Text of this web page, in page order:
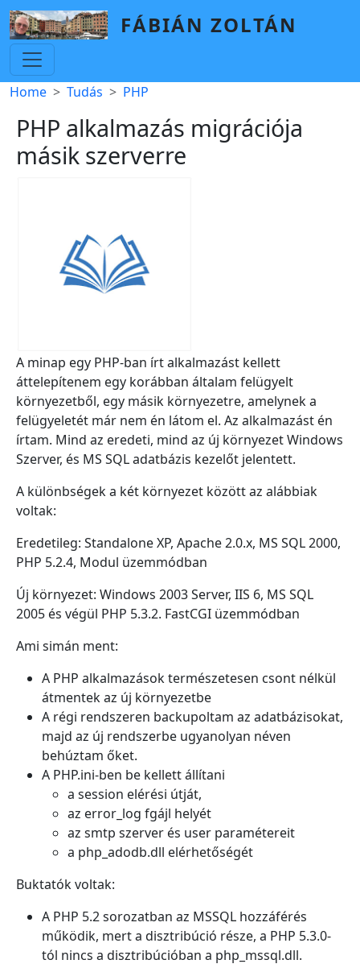
Skip to main content
FÁBIÁN ZOLTÁN
Breadcrumb
Home Tudás PHP
PHP alkalmazás migrációja
másik szerverre
A minap egy PHP-ban írt alkalmazást kellett
áttelepítenem egy korábban általam felügyelt
környezetből, egy másik környezetre, amelynek a
felügyeletét már nem én látom el. Az alkalmazást én
írtam. Mind az eredeti, mind az új környezet Windows
Szerver, és MS SQL adatbázis kezelőt jelentett.
A különbségek a két környezet között az alábbiak
voltak:
Eredetileg: Standalone XP, Apache 2.0.x, MS SQL 2000,
PHP 5.2.4, Modul üzemmódban
Új környezet: Windows 2003 Server, IIS 6, MS SQL
2005 és végül PHP 5.3.2. FastCGI üzemmódban
Ami simán ment:
A PHP alkalmazások természetesen csont nélkül
átmentek az új környezetbe
A régi rendszeren backupoltam az adatbázisokat,
majd az új rendszerbe ugyanolyan néven
behúztam őket.
A PHP.ini-ben be kellett állítani
a session elérési útját,
az error_log fgájl helyét
az smtp szerver és user paramétereit
a php_adodb.dll elérhetőségét
Buktatók voltak:
A PHP 5.2 sorozatban az MSSQL hozzáférés
működik, mert a disztribúció része, a PHP 5.3.0-
tól nincs a disztribúcióban a php_mssql.dll.